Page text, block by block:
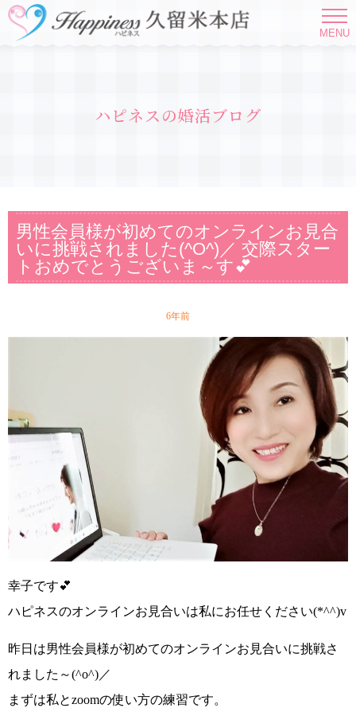
MENU
ハピネスの婚活ブログ
男性会員様が初めてのオンラインお見合
いに挑戦されました(^O^)／ 交際スター
トおめでとうございま～す💕
6年前
幸子です💕
ハピネスのオンラインお見合いは私にお任せください(*^^)v
昨日は男性会員様が初めてのオンラインお見合いに挑戦さ
れました～(^o^)／
まずは私とzoomの使い方の練習です。